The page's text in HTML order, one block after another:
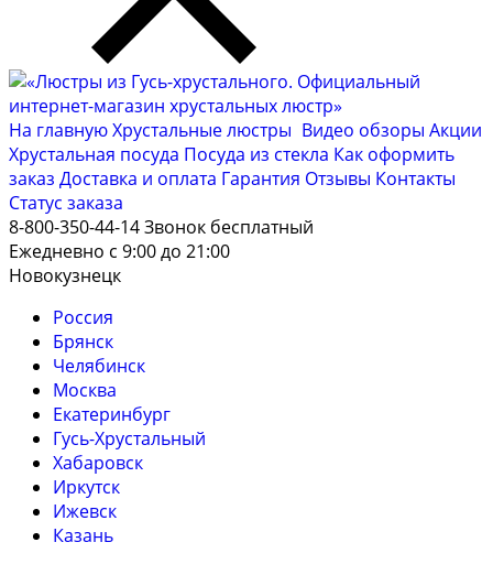
На главнуюХрустальные люстры Видео обзоры Акции
Хрустальная посуда Посуда из стекла Как оформить
заказ Доставка и оплата Гарантия Отзывы Контакты
Cтатус заказа
8-800-350-44-14Звонок бесплатный
Ежедневно с 9:00 до 21:00
Новокузнецк
Россия
Брянск
Челябинск
Москва
Екатеринбург
Гусь-Хрустальный
Хабаровск
Иркутск
Ижевск
Казань